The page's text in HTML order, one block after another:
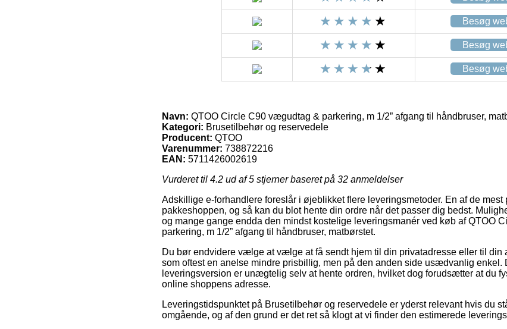
Besøg
Besøg
Besøg
Navn: QTOO Circle C90 vægudtag & parkering, m 1/2” afgang til håndbruser,
Kategori: Brusetilbehør og reservedele
Producent: QTOO
Varenummer: 738872216
EAN: 5711426002619
Vurderet til 4.2 ud af 5 stjerner baseret på 32 anmeldelser
Adskillige e-forhandlere foreslår i øjeblikket flere leveringsmetoder. En af de
pakkeshoppen, og så kan du blot hente din ordre når det passer dig bedst.
og mange gange endda den mindst kostelige leveringsmanér ved køb af QTOO
parkering, m 1/2” afgang til håndbruser, matbørstet.
Du bør endvidere vælge at vælge at få sendt hjem til din privatadresse eller til din
som oftest en anelse mindre prisbillig, men på den anden side usædvanlig enkel.
leveringsversion er unægtelig selv at hente ordren, hvilket dog forudsætter at du
online shoppens adresse.
Leveringstidspunktet på Brusetilbehør og reservedele er yderst relevant hvis du
omgående, og af den grund er det ret så klogt at vi finder den estimerede